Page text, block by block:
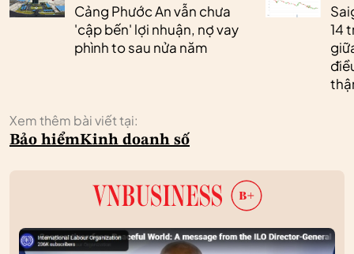
Cảng Phước An vẫn chưa
'cập bến' lợi nhuận, nợ vay
phình to sau nửa năm
14
Xem thêm bài viết tại:
Bảo hiểmKinh doanh số